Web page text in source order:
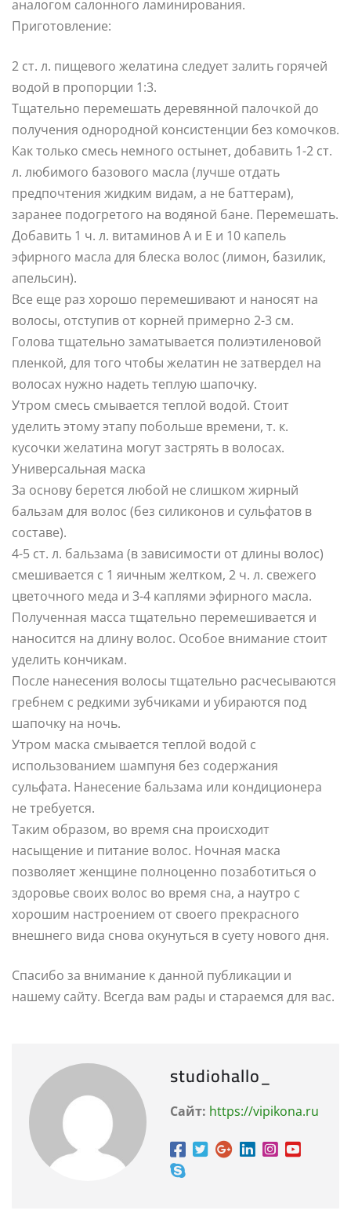
аналогом салонного ламинирования.
Приготовление:
2 ст. л. пищевого желатина следует залить горячей
водой в пропорции 1:3.
Тщательно перемешать деревянной палочкой до
получения однородной консистенции без комочков.
Как только смесь немного остынет, добавить 1-2 ст.
л. любимого базового масла (лучше отдать
предпочтения жидким видам, а не баттерам),
заранее подогретого на водяной бане. Перемешать.
Добавить 1 ч. л. витаминов А и Е и 10 капель
эфирного масла для блеска волос (лимон, базилик,
апельсин).
Все еще раз хорошо перемешивают и наносят на
волосы, отступив от корней примерно 2-3 см.
Голова тщательно заматывается полиэтиленовой
пленкой, для того чтобы желатин не затвердел на
волосах нужно надеть теплую шапочку.
Утром смесь смывается теплой водой. Стоит
уделить этому этапу побольше времени, т. к.
кусочки желатина могут застрять в волосах.
Универсальная маска
За основу берется любой не слишком жирный
бальзам для волос (без силиконов и сульфатов в
составе).
4-5 ст. л. бальзама (в зависимости от длины волос)
смешивается с 1 яичным желтком, 2 ч. л. свежего
цветочного меда и 3-4 каплями эфирного масла.
Полученная масса тщательно перемешивается и
наносится на длину волос. Особое внимание стоит
уделить кончикам.
После нанесения волосы тщательно расчесываются
гребнем с редкими зубчиками и убираются под
шапочку на ночь.
Утром маска смывается теплой водой с
использованием шампуня без содержания
сульфата. Нанесение бальзама или кондиционера
не требуется.
Таким образом, во время сна происходит
насыщение и питание волос. Ночная маска
позволяет женщине полноценно позаботиться о
здоровье своих волос во время сна, а наутро с
хорошим настроением от своего прекрасного
внешнего вида снова окунуться в суету нового дня.
Спасибо за внимание к данной публикации и
нашему сайту. Всегда вам рады и стараемся для вас.
studiohallo_
Сайт: https://vipikona.ru